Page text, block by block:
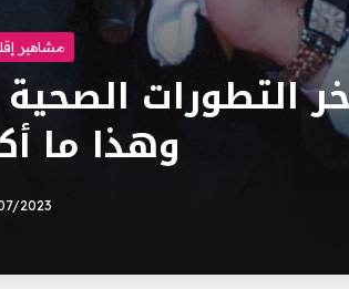
مشاهير
التطورات
وهذا ما
2023